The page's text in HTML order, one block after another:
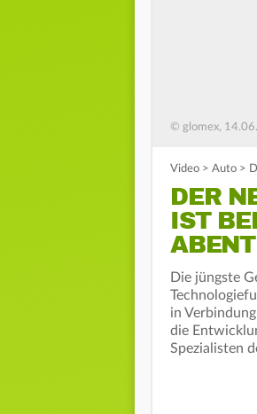
© glomex,
Video > Auto >
DER
IST
Die jüngste
in
die
Spezialisten